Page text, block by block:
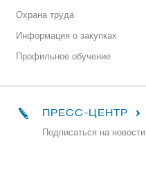
Охрана труда
Информация о закупках
Профильное обучение
ПРЕСС-ЦЕНТР
Подписаться на новости